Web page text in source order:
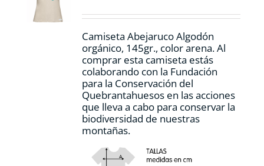
en
página
de
producto
Camiseta Abejaruco Algodón
orgánico, 145gr., color arena. Al
comprar esta camiseta estás
colaborando con la Fundación
para la Conservación del
Quebrantahuesos en las acciones
que lleva a cabo para conservar la
biodiversidad de nuestras
montañas.